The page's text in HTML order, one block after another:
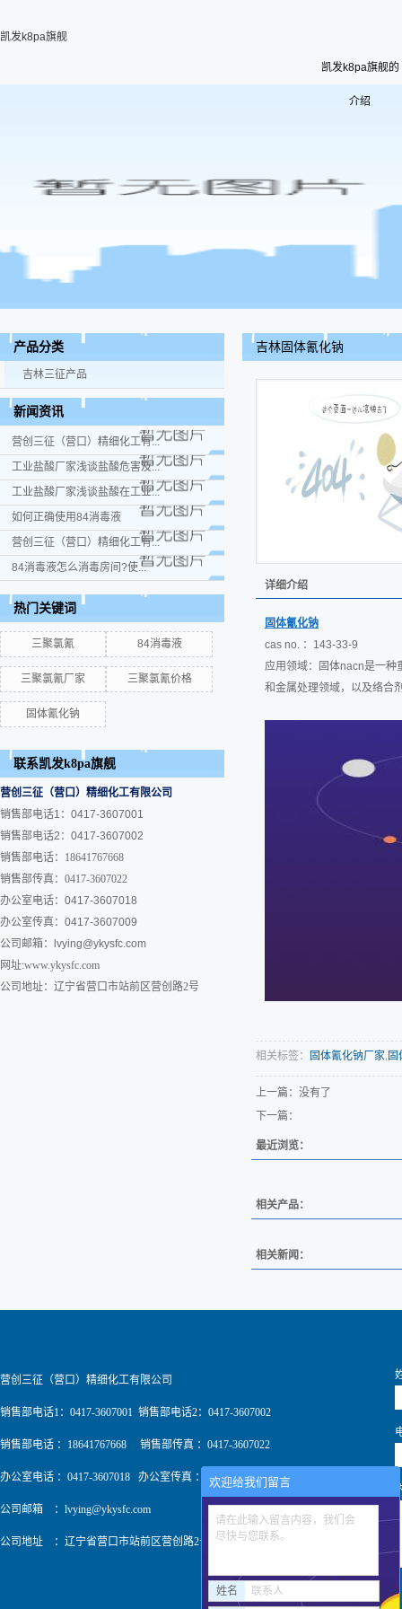
凯发k8pa旗舰
凯发k8pa旗舰的
介绍
产品分类
吉林三征产品
新闻资讯
营创三征（营口）精细化工有...
工业盐酸厂家浅谈盐酸危害及...
工业盐酸厂家浅谈盐酸在工业...
如何正确使用84消毒液
营创三征（营口）精细化工有...
84消毒液怎么消毒房间?使...
热门关键词
三聚氯氰 84消毒液
三聚氯氰厂家 三聚氯氰价格
固体氰化钠
联系凯发k8pa旗舰
营创三征（营口）精细化工有限公司
销售部电话1：0417-3607001
销售部电话2：0417-3607002
销售部电话：18641767668
销售部传真：0417-3607022
办公室电话：0417-3607018
办公室传真：0417-3607009
公司邮箱：
lvying@ykysfc.com
网址:www.ykysfc.com
公司地址：辽宁省营口市站前区营创路2号
吉林固体氰化钠
详细介绍
固体氰化钠
cas no. ：143-33-9
应用领域：固体nacn是一种
和金属处理领域，以及络合
相关标签： 固体氰化钠厂家,固
上一篇：没有了
下一篇：
最近浏览：
相关产品：
相关新闻：
营创三征（营口）精细化工有限公司
销售部电话1：0417-3607001 销售部电话2：0417-3607002
销售部电话 ：18641767668 销售部传真 ：0417-3607022
办公室电话 ：0417-3607018 办公室传真 ：0417-3607009
公司邮箱 ： lvying@ykysfc.com
公司地址 ：辽宁省营口市站前区营创路2号
欢迎给我们留言
请在此输入留言内容，我们会
尽快与您联系。
姓名 联系人